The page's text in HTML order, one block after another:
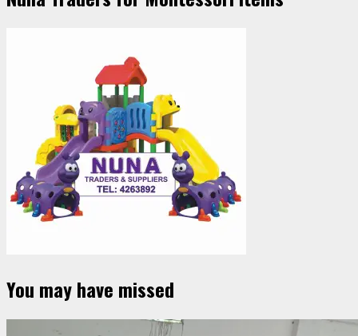
You may have missed